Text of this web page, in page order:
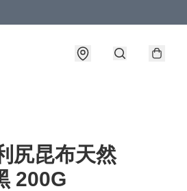
尻昆布天然
200G